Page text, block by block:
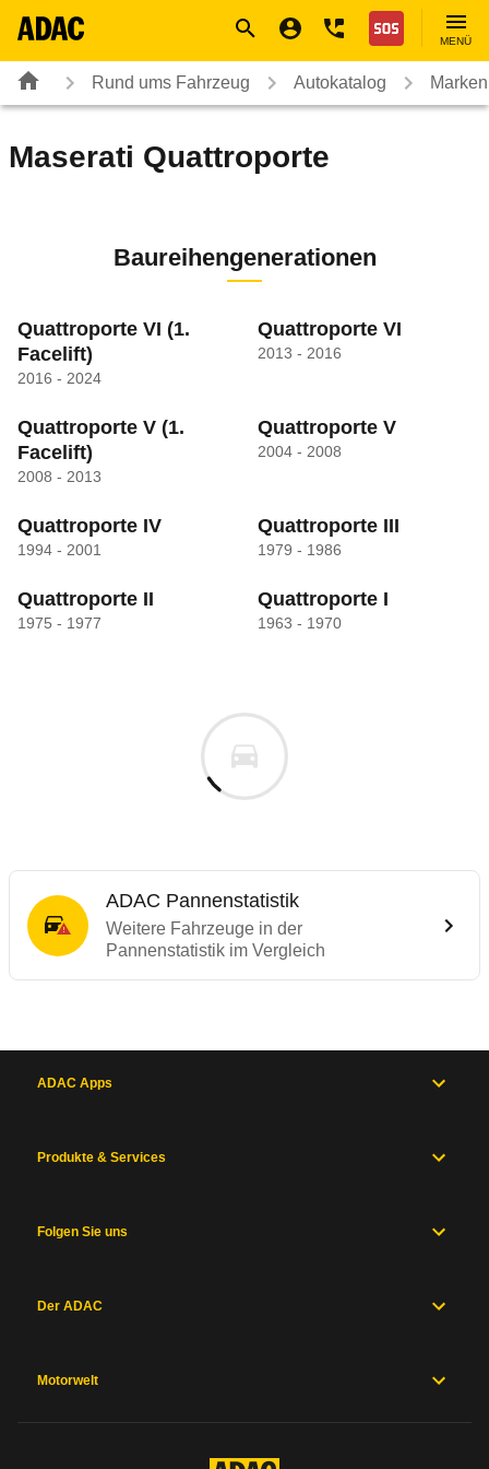
Nothilfe
MENÜ
Rund ums Fahrzeug Autokatalog
Maserati Quattroporte
Baureihengenerationen
Quattroporte VI (1.
Facelift)
2016 - 2024
Quattroporte VI
2013 - 2016
Quattroporte V (1.
Facelift)
2008 - 2013
Quattroporte V
2004 - 2008
Quattroporte IV
1994 - 2001
Quattroporte III
1979 - 1986
Quattroporte II
1975 - 1977
Quattroporte I
1963 - 1970
ADAC Pannenstatistik
Weitere Fahrzeuge in der
Pannenstatistik im Vergleich
ADAC Apps
Produkte & Services
Folgen Sie uns
Der ADAC
Motorwelt